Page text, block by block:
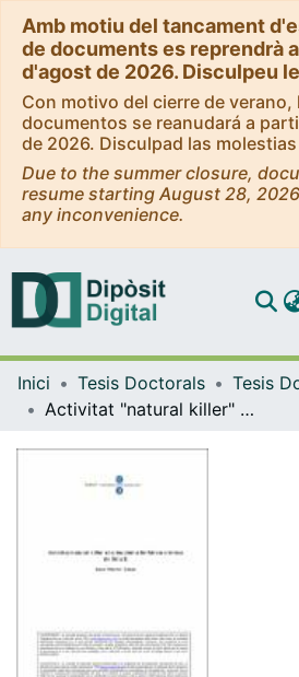
Amb motiu del tancament
de documents es reprendrà
d'agost de 2026. Disculpeu
Con motivo del cierre de verano,
documentos se reanudará a
de 2026. Disculpad las molestias
Due to the summer closure,
resume starting August 28,
any inconvenience.
Inici Tesis Doctorals
Activitat "natural killer" a la leucèmia limfàtica crònica de línia B